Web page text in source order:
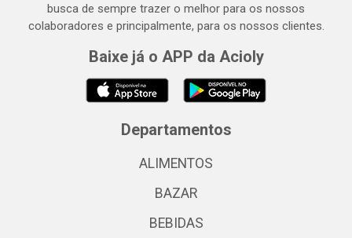
busca de sempre trazer o melhor para os nossos
colaboradores e principalmente, para os nossos clientes.
Baixe já o APP da Acioly
Departamentos
ALIMENTOS
BAZAR
BEBIDAS